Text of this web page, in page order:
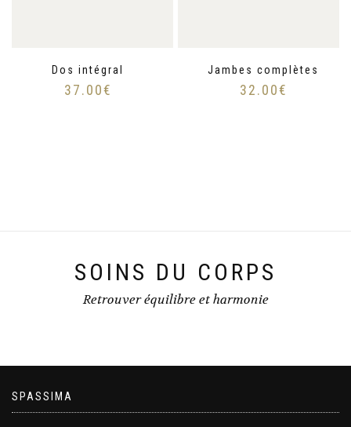
Dos intégral
37.00€
Jambes complètes
32.00€
SOINS DU CORPS
Retrouver équilibre et harmonie
SPASSIMA